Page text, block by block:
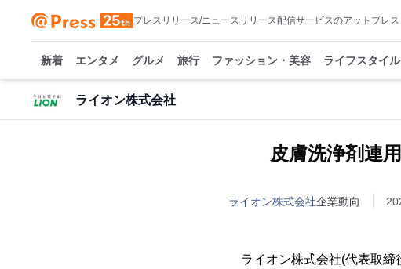
プレスリリース/ニュースリリース配信サービスのアットプレス
新着 エンタメ グルメ 旅行 ファッション・美容 ライフスタイル
ライオン株式会社
皮膚洗浄剤連
ライオン株式会社企業動向
ライオン株式会社(代表取締